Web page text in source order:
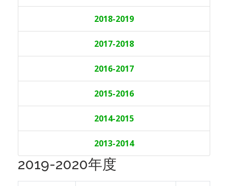
2018-2019
2017-2018
2016-2017
2015-2016
2014-2015
2013-2014
2019-2020年度